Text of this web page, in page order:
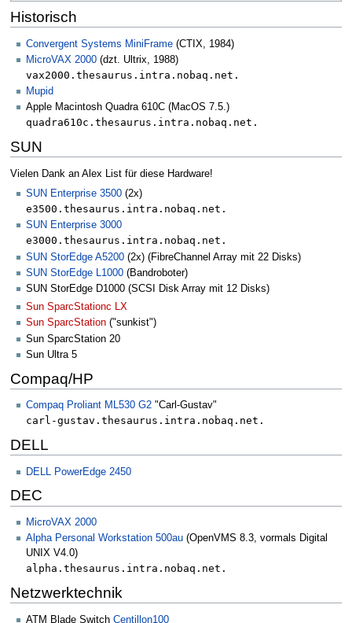
Historisch
Convergent Systems MiniFrame (CTIX, 1984)
MicroVAX 2000 (dzt. Ultrix, 1988)
vax2000.thesaurus.intra.nobaq.net.
Mupid
Apple Macintosh Quadra 610C (MacOS 7.5.)
quadra610c.thesaurus.intra.nobaq.net.
SUN
Vielen Dank an Alex List für diese Hardware!
SUN Enterprise 3500 (2x)
e3500.thesaurus.intra.nobaq.net.
SUN Enterprise 3000
e3000.thesaurus.intra.nobaq.net.
SUN StorEdge A5200 (2x) (FibreChannel Array mit 22 Disks)
SUN StorEdge L1000 (Bandroboter)
SUN StorEdge D1000 (SCSI Disk Array mit 12 Disks)
Sun SparcStationc LX
Sun SparcStation ("sunkist")
Sun SparcStation 20
Sun Ultra 5
Compaq/HP
Compaq Proliant ML530 G2 "Carl-Gustav"
carl-gustav.thesaurus.intra.nobaq.net.
DELL
DELL PowerEdge 2450
DEC
MicroVAX 2000
Alpha Personal Workstation 500au (OpenVMS 8.3, vormals Digital
UNIX V4.0)
alpha.thesaurus.intra.nobaq.net.
Netzwerktechnik
ATM Blade Switch Centillon100